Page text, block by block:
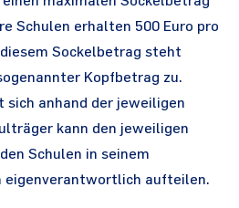
Schulen erhalten 500 Euro pro
Sockelbetrag steht
Kopfbetrag zu.
sich anhand der jeweiligen
kann den jeweiligen
Schulen in seinem
eigenverantwortlich aufteilen.